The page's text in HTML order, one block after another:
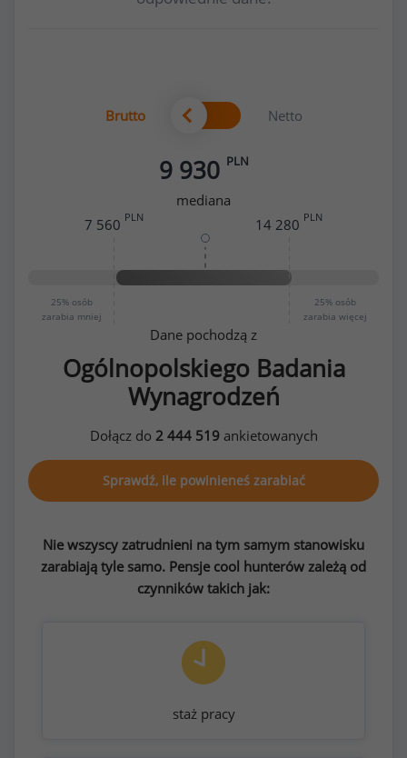
Brutto Netto
9 930 PLN
mediana
25% osób
zarabia mniej
25% osób
zarabia więcej
7 560 PLN 14 280 PLN
Dane pochodzą z
Ogólnopolskiego Badania
Wynagrodzeń
Dołącz do 2 444 519ankietowanych
Sprawdź, ile powinieneś zarabiać
Nie wszyscy zatrudnieni na tym samym stanowisku
zarabiają tyle samo. Pensje cool hunterów zależą od
czynników takich jak:
staż pracy